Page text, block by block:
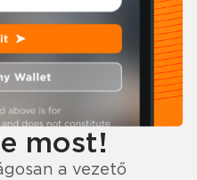
most!
a vezető